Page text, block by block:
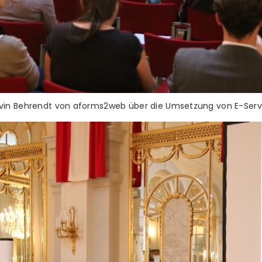
Behrendt von aforms2web über die Umsetzung von E-